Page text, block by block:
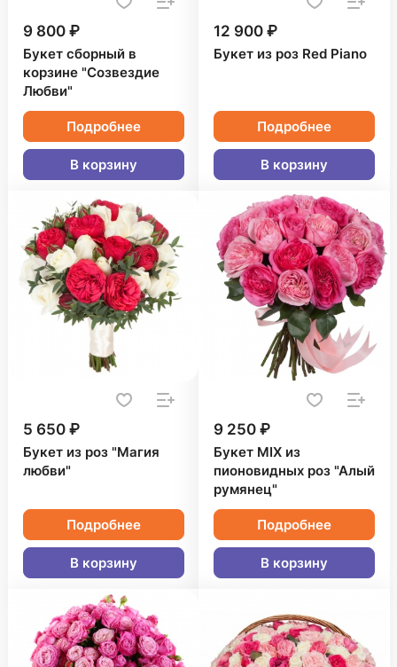
9 800 ₽
Букет сборный в
корзине "Созвездие
Любви"
Подробнее
В корзину
12 900 ₽
Букет из роз Red Piano
Подробнее
В корзину
5 650 ₽
Букет из роз "Магия
любви"
Подробнее
В корзину
9 250 ₽
Букет MIX из
пионовидных роз "Алый
румянец"
Подробнее
В корзину